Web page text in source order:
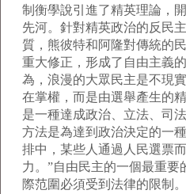
制衡學說引進了精英理論，
先河。針對精英政治的反民
質，熊彼特和阿隆對傳統的
重大修正，形成了自由主義
為，浪漫的大眾民主是不現
在掌權，而是由選舉產生的
是一種達成政治、立法、司
方法是為達到政治決定的一
排中，某些人通過人民選票
力。”自由民主的一個最重
際范圍必須受到法律的限制